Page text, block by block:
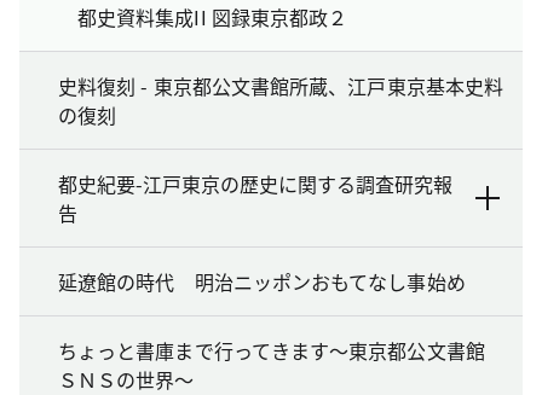
都史資料集成II 図録東京都政２
史料復刻 - 東京都公文書館所蔵、江戸東京基本史料
の復刻
都史紀要-江戸東京の歴史に関する調査研究報
告
延遼館の時代 明治ニッポンおもてなし事始め
ちょっと書庫まで行ってきます～東京都公文書館
ＳＮＳの世界～